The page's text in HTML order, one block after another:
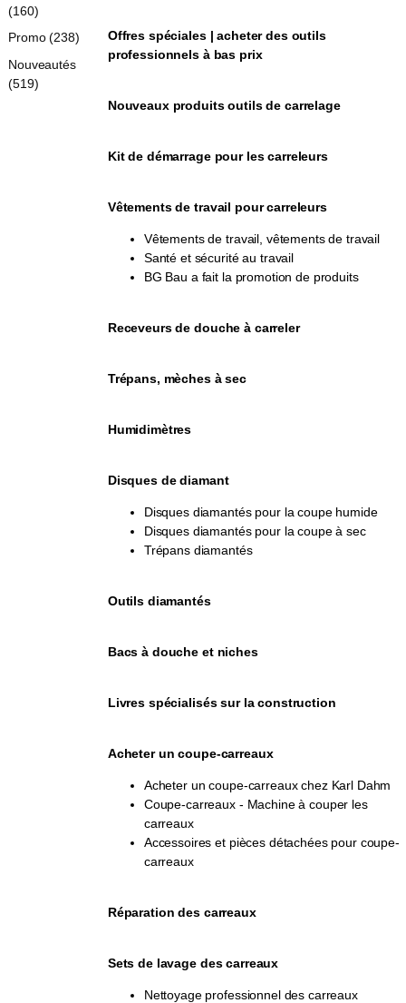
Offres spéciales | acheter des outils
professionnels à bas prix
Nouveaux produits outils de carrelage
Kit de démarrage pour les carreleurs
Vêtements de travail pour carreleurs
Vêtements de travail, vêtements de travail
Santé et sécurité au travail
BG Bau a fait la promotion de produits
Receveurs de douche à carreler
Trépans, mèches à sec
Humidimètres
Disques de diamant
Disques diamantés pour la coupe humide
Disques diamantés pour la coupe à sec
Trépans diamantés
Outils diamantés
Bacs à douche et niches
Livres spécialisés sur la construction
Acheter un coupe-carreaux
Acheter un coupe-carreaux chez Karl Dahm
Coupe-carreaux - Machine à couper les
carreaux
Accessoires et pièces détachées pour coupe-
carreaux
Réparation des carreaux
Sets de lavage des carreaux
Nettoyage professionnel des carreaux
(160)
Promo (238)
Nouveautés
(519)